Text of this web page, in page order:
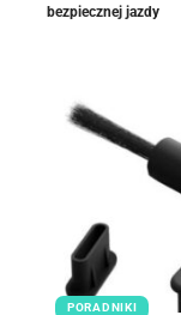
bezpiecznej jazdy
PORADNIKI